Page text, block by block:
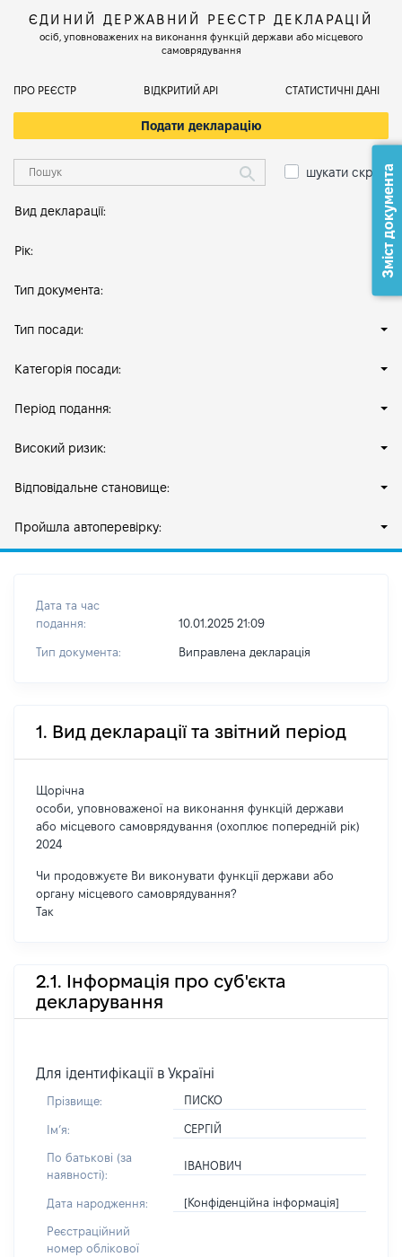
ЄДИНИЙ ДЕРЖАВНИЙ РЕЄСТР ДЕКЛАРАЦІЙ
осіб, уповноважених на виконання функцій держави або місцевого
самоврядування
ПРО РЕЄСТР ВІДКРИТИЙ АРІ СТАТИСТИЧНІ ДАНІ
Подати декларацію
шукати скрізь
Вид декларації:
Рік:
Тип документа:
Тип посади:
Категорія посади:
Період подання:
Високий ризик:
Відповідальне становище:
Пройшла автоперевірку:
Дата та час
подання:
10.01.2025 21:09
Тип документа: Виправлена декларація
1. Вид декларації та звітний період
Щорічна
особи, уповноваженої на виконання функцій держави
або місцевого самоврядування (охоплює попередній рік)
2024
Чи продовжуєте Ви виконувати функції держави або
органу місцевого самоврядування?
Так
2.1. Інформація про суб'єкта
декларування
Для ідентифікації в Україні
Прізвище: ПИСКО
Імʼя: СЕРГІЙ
По батькові (за
наявності):
ІВАНОВИЧ
Дата народження: [Конфіденційна інформація]
Реєстраційний
номер облікової
Зміст документа